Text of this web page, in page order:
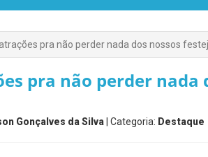
pra não perder nada dos nossos
pra não perder nada
Gonçalves da Silva | Categoria: Destaque